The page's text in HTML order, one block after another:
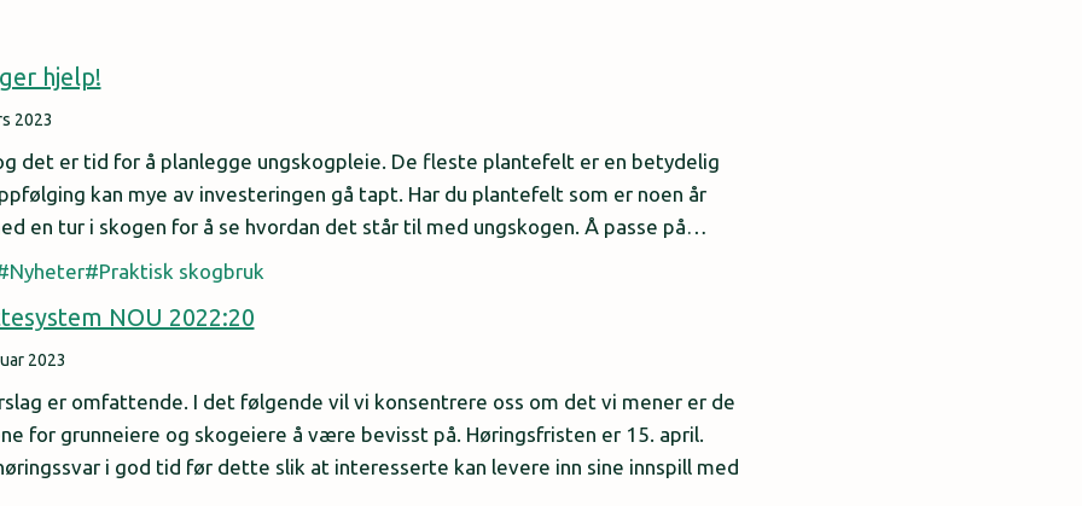
hjelp!
2023
det er tid for å planlegge ungskogpleie. De fleste plantefelt er en betydelig
kan mye av investeringen gå tapt. Har du plantefelt som er noen år
en tur i skogen for å se hvordan det står til med ungskogen. Å passe på…
Nyheter Praktisk skogbruk
NOU 2022:20
2023
er omfattende. I det følgende vil vi konsentrere oss om det vi mener er de
for grunneiere og skogeiere å være bevisst på. Høringsfristen er 15. april.
høringssvar i god tid før dette slik at interesserte kan levere inn sine innspill med